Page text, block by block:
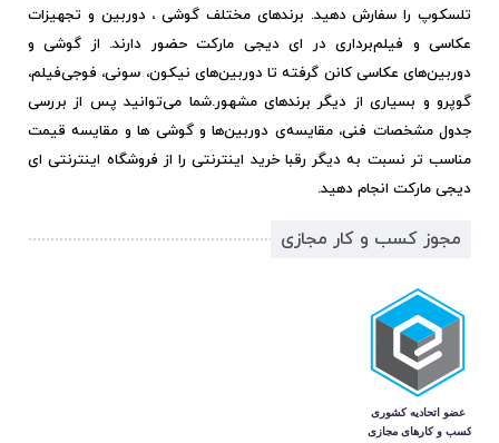
تلسکوپ را سفارش دهید. برندهای مختلف گوشی ، دوربین و تجهیزات
عکاسی و فیلم‌برداری در ای دیجی مارکت حضور دارند. از گوشی و
دوربین‌های عکاسی کانن گرفته تا دوربین‌های نیکون، سونی، فوجی‌فیلم،
گوپرو و بسیاری از دیگر برندهای مشهور.شما می‌توانید پس از بررسی
جدول مشخصات فنی، مقایسه‌ی دوربین‌ها و گوشی ها و مقایسه قیمت
مناسب تر نسبت به دیگر رقبا خرید اینترنتی را از فروشگاه اینترنتی ای
دیجی مارکت انجام دهید.
مجوز کسب و کار مجازی